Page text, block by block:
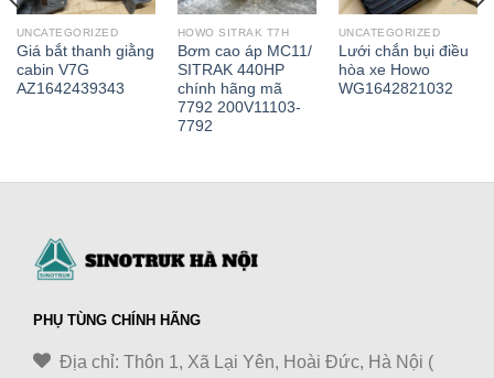
UNCATEGORIZED
Giá bắt thanh giằng
cabin V7G
AZ1642439343
HOWO SITRAK T7H
Bơm cao áp MC11/
SITRAK 440HP
chính hãng mã
7792 200V11103-
7792
UNCATEGORIZED
Lưới chắn bụi điều
hòa xe Howo
WG1642821032
PHỤ TÙNG CHÍNH HÃNG
Địa chỉ: Thôn 1, Xã Lại Yên, Hoài Đức, Hà Nội (